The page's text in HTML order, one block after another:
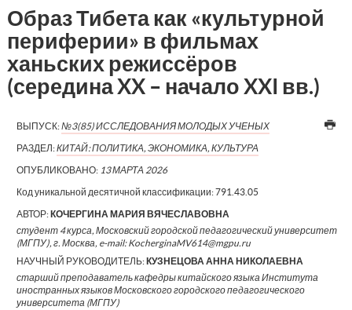
Образ Тибета как «культурной
периферии» в фильмах
ханьских режиссёров
(середина XX – начало XXI вв.)
ВЫПУСК:№3(85) ИССЛЕДОВАНИЯ МОЛОДЫХ УЧЕНЫХ
РАЗДЕЛ:КИТАЙ: ПОЛИТИКА, ЭКОНОМИКА, КУЛЬТУРА
ОПУБЛИКОВАНО: 13 МАРТА 2026
Код уникальной десятичной классификации:791.43.05
АВТОР:КОЧЕРГИНА МАРИЯ ВЯЧЕСЛАВОВНА
студент 4 курса, Московский городской педагогический университет
(МГПУ), г. Москва, e-mail: KocherginaMV614@mgpu.ru
НАУЧНЫЙ РУКОВОДИТЕЛЬ:КУЗНЕЦОВА АННА НИКОЛАЕВНА
старший преподаватель кафедры китайского языка Института
иностранных языков Московского городского педагогического
университета (МГПУ)